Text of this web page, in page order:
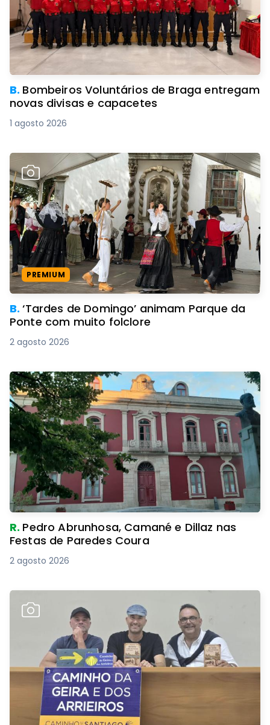
B. Bombeiros Voluntários de Braga entregam
novas divisas e capacetes
1 agosto 2026
PREMIUM
B.‘Tardes de Domingo’ animam Parque da
Ponte com muito folclore
2 agosto 2026
R. Pedro Abrunhosa, Camané e Dillaz nas
Festas de Paredes Coura
2 agosto 2026